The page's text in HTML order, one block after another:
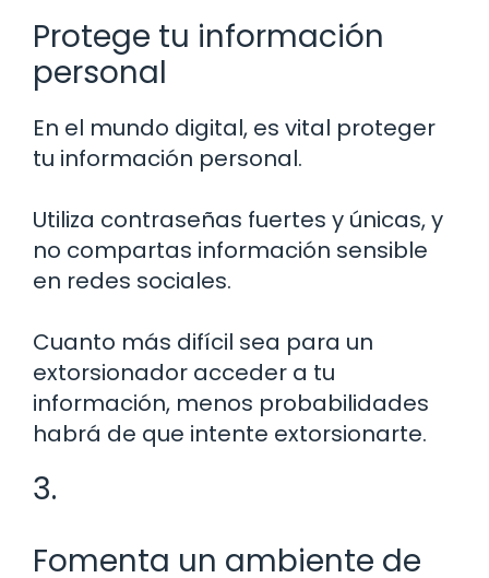
Protege tu información
personal
En el mundo digital, es vital proteger
tu información personal.
Utiliza contraseñas fuertes y únicas, y
no compartas información sensible
en redes sociales.
Cuanto más difícil sea para un
extorsionador acceder a tu
información, menos probabilidades
habrá de que intente extorsionarte.
3.
Fomenta un ambiente de